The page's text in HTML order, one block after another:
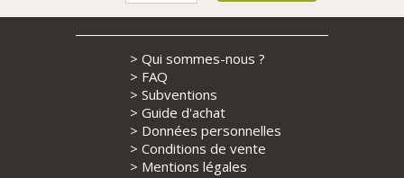
> Qui sommes-nous ?
> FAQ
> Subventions
> Guide d'achat
> Données personnelles
> Conditions de vente
> Mentions légales